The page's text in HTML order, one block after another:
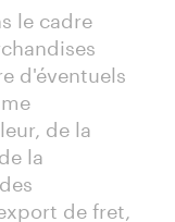
le cadre
d'éventuels
de la
la
de fret,